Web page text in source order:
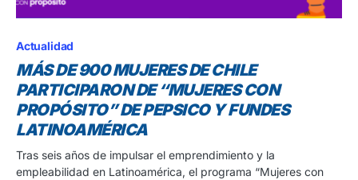
Actualidad
MÁS DE 900 MUJERES DE CHILE
PARTICIPARON DE “MUJERES CON
PROPÓSITO” DE PEPSICO Y FUNDES
LATINOAMÉRICA
Tras seis años de impulsar el emprendimiento y la
empleabilidad en Latinoamérica, el programa “Mujeres con